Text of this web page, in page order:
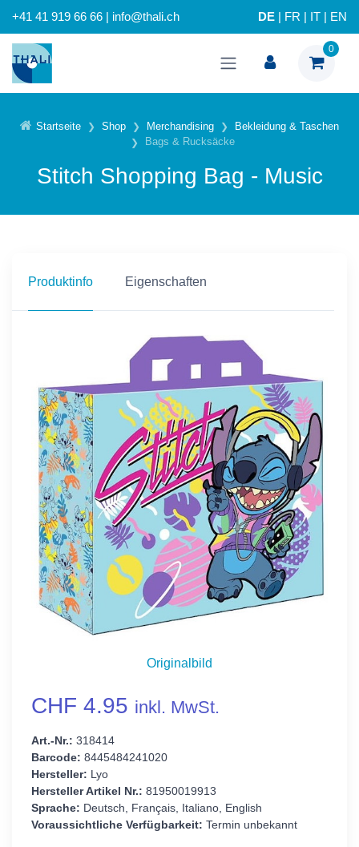
+41 41 919 66 66 | info@thali.ch DE FR IT EN
0
Startseite Shop Merchandising
Bekleidung & Taschen
Bags & Rucksäcke
Stitch Shopping Bag - Music
Produktinfo Eigenschaften
Originalbild
CHF 4.95 inkl. MwSt.
Art.-Nr.: 318414
Barcode: 8445484241020
Hersteller: Lyo
Hersteller Artikel Nr.: 81950019913
Sprache: Deutsch, Français, Italiano, English
Voraussichtliche Verfügbarkeit: Termin unbekannt